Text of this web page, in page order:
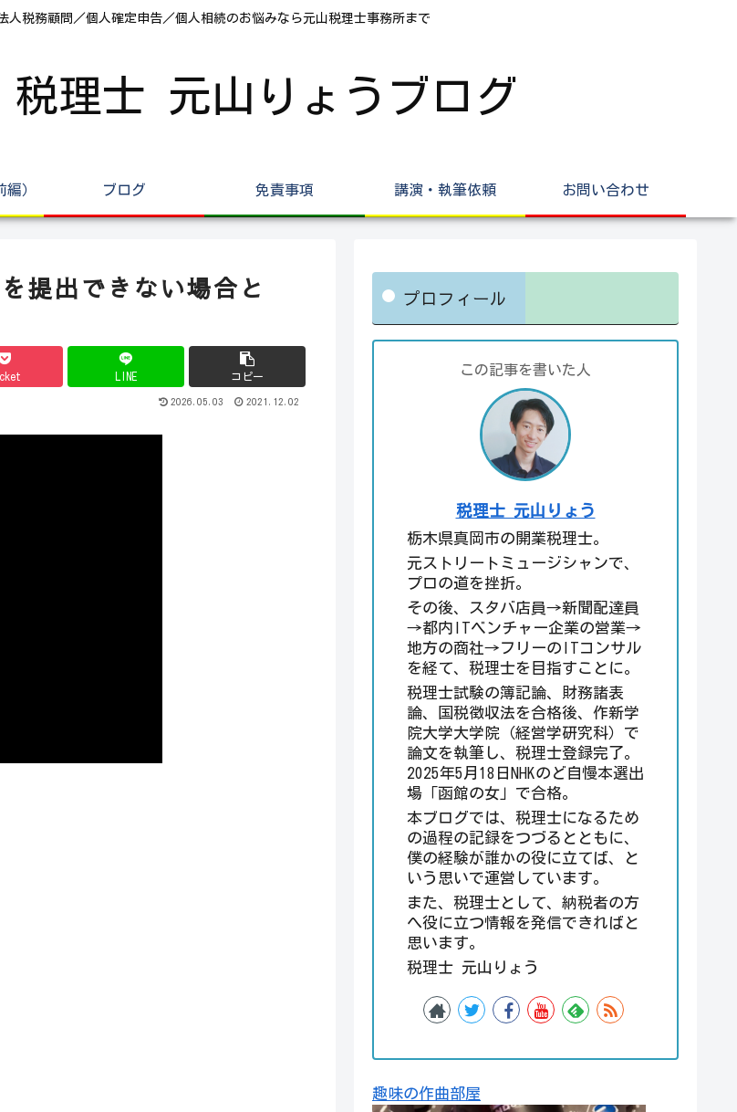
人税務顧問／個人確定申告／個人相続のお悩みなら元山税理士事務所まで
理士 元山りょうブログ
） ブログ 免責事項 講演・執筆依頼 お問い合わせ
提出できない場合と
LINE コピー
2026.05.03 2021.12.02
プロフィール
この記事を書いた人
税理士 元山りょう
栃木県真岡市の開業税理士。
元ストリートミュージシャンで、
プロの道を挫折。
その後、スタバ店員→新聞配達員
→都内ITベンチャー企業の営業→
地方の商社→フリーのITコンサル
を経て、税理士を目指すことに。
税理士試験の簿記論、財務諸表
論、国税徴収法を合格後、作新学
院大学大学院（経営学研究科）で
論文を執筆し、税理士登録完了。
2025年5月18日NHKのど自慢本選出
場「函館の女」で合格。
本ブログでは、税理士になるため
の過程の記録をつづるとともに、
僕の経験が誰かの役に立てば、と
いう思いで運営しています。
また、税理士として、納税者の方
へ役に立つ情報を発信できればと
思います。
税理士 元山りょう
趣味の作曲部屋